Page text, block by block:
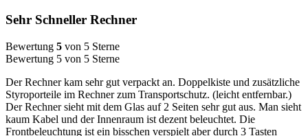
Sehr Schneller Rechner
Bewertung 5 von 5 Sterne
Bewertung 5 von 5 Sterne
Der Rechner kam sehr gut verpackt an. Doppelkiste und zusätzliche
Styroporteile im Rechner zum Transportschutz. (leicht entfernbar.)
Der Rechner sieht mit dem Glas auf 2 Seiten sehr gut aus. Man sieht
kaum Kabel und der Innenraum ist dezent beleuchtet. Die
Frontbeleuchtung ist ein bisschen verspielt aber durch 3 Tasten